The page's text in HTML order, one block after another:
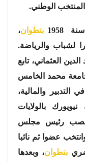
الوطني.
1958 بتطوان،
لشباب والرياضة.
العثماني، تابع
محمد الخامس
والمالية،
بالولايات
منصب رئيس مجلس
عضوا ثم نائبا
بتطوان، وبعدها